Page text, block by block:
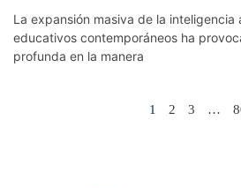
La expansión masiva de la inteligencia
educativos contemporáneos ha
profunda en la manera
1 2 3 …